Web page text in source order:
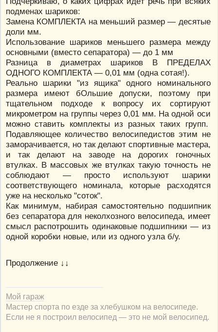
подменах шариков:
Замена КОМПЛЕКТА на меньший размер — десятые
доли мм.
Использование шариков меньшего размера между
основными (вместо сепаратора) — до 1 мм
Разница в диаметрах шариков В ПРЕДЕЛАХ
ОДНОГО КОМПЛЕКТА — 0,01 мм (одна сотая!).
Реально шарики "из ящика" одного номинального
размера имеют бОльшие допуски, поэтому при
тщательном подходе к вопросу их сортируют
микрометром на группы через 0,01 мм. На одной оси
можно ставить комплекты из разных таких групп.
Подавляющее количество велосипедистов этим не
заморачивается, но так делают спортивные мастера,
и так делают на заводе на дорогих гоночных
втулках. В массовых же втулках такую точность не
соблюдают — просто используют шарики
соответствующего номинала, которые расходятся
уже на несколько "соток".
Как минимум, набирая самостоятельно подшипник
без сепаратора для неколхозного велосипеда, имеет
смысл распотрошить одинаковые подшипники — из
одной коробки новые, или из одного узла б/у.
Продолжение ↓↓
Мой гараж
Мастер спорта по езде за хлебушком на велосипеде.
Если не я построил велосипед — это не мой велосипед.